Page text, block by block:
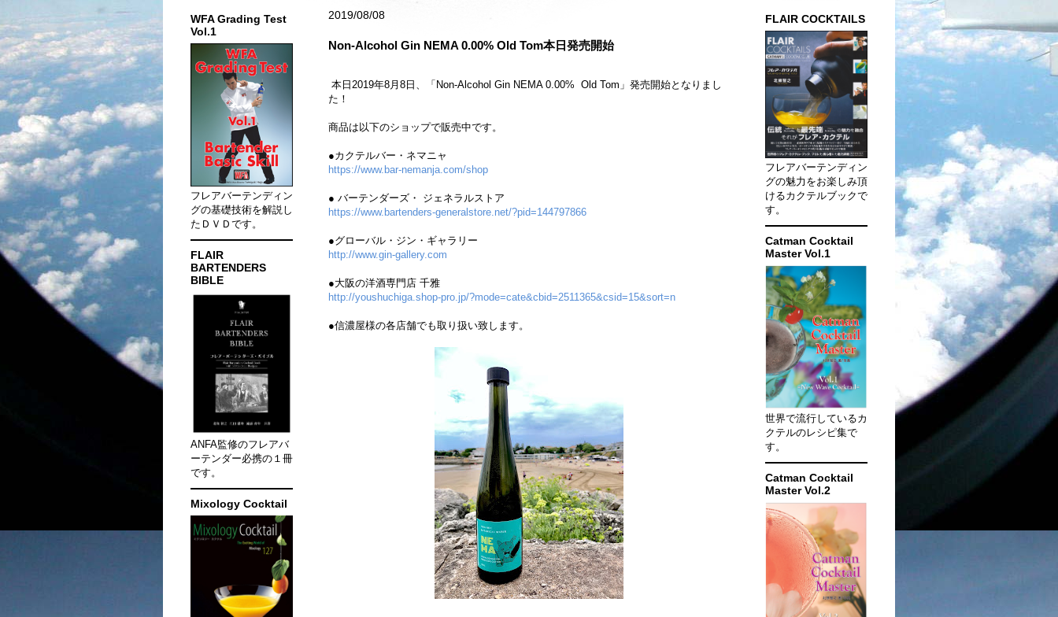
2019/08/08
Non-Alcohol Gin NEMA 0.00% Old Tom本日発売開始
本日2019年8月8日、「Non-Alcohol Gin NEMA 0.00% Old Tom」発売開始となりまし
た！
商品は以下のショップで販売中です。
●カクテルバー・ネマニャ
https://www.bar-nemanja.com/shop
● バーテンダーズ・ ジェネラルストア
https://www.bartenders-generalstore.net/?pid=144797866
●グローバル・ジン・ギャラリー
http://www.gin-gallery.com
●大阪の洋酒専門店 千雅
http://youshuchiga.shop-pro.jp/?mode=cate&cbid=2511365&csid=15&sort=n
●信濃屋様の各店舗でも取り扱い致します。
WFA Grading Test
Vol.1
フレアバーテンディン
グの基礎技術を解説し
たＤＶＤです。
FLAIR
BARTENDERS
BIBLE
ANFA監修のフレアバ
ーテンダー必携の１冊
です。
Mixology Cocktail
FLAIR COCKTAILS
フレアバーテンディン
グの魅力をお楽しみ頂
けるカクテルブックで
す。
Catman Cocktail
Master Vol.1
世界で流行しているカ
クテルのレシピ集で
す。
Catman Cocktail
Master Vol.2